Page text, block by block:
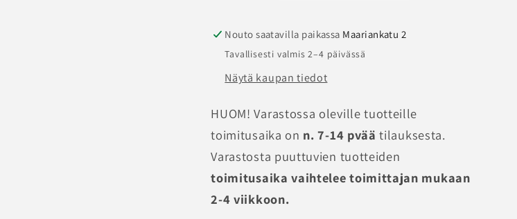
Nouto saatavilla paikassa Maariankatu 2
Tavallisesti valmis 2–4 päivässä
Näytä kaupan tiedot
HUOM! Varastossa oleville tuotteille
toimitusaika on n. 7-14 pvää tilauksesta.
Varastosta puuttuvien tuotteiden
toimitusaika vaihtelee toimittajan mukaan
2-4 viikkoon.